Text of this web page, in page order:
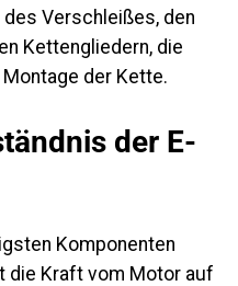
Verschleißes, den
Kettengliedern, die
der Kette.
der E-
Komponenten
die Kraft vom Motor auf